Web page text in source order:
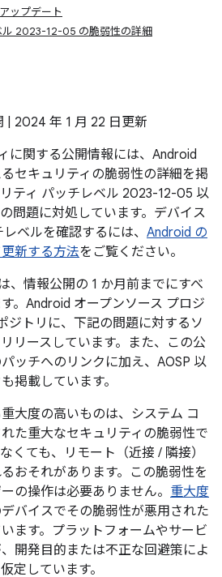
ップデート
ル 2023-12-05 の脆弱性の詳細
| 2024 年 1 月 22 日更新
に関する公開情報には、Android
セキュリティの脆弱性の詳細を掲
ティ パッチレベル 2023-12-05 以
問題に対処しています。デバイス
ベルを確認するには、 Android の
新する方法をご覧ください。
、情報公開の 1 か月前までにすべ
。Android オープンソース プロジ
ジトリに、下記の問題に対するソ
リースしています。また、この公
ッチへのリンクに加え、AOSP 以
掲載しています。
大度の高いものは、システム コ
た重大なセキュリティの脆弱性で
くても、リモート（近接 / 隣接）
おそれがあります。この脆弱性を
の操作は必要ありません。 重大度
バイスでその脆弱性が悪用された
ます。プラットフォームやサービ
開発目的または不正な回避策によ
定しています。